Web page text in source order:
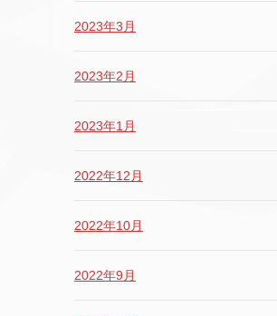
2023年3月
2023年2月
2023年1月
2022年12月
2022年10月
2022年9月